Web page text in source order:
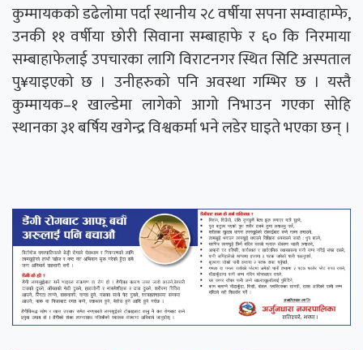
कुम्मायकको डढेलोमा पर्दा स्थानीय २८ वर्षीया सपना सम्वाहाम्फे,
उनकी ११ वर्षीया छोरी सिवाना सम्बाहाफे र ६० कि निरमाया
सम्बाहाफेलाई उपचारका लागि विराटनगर स्थित सिटि अस्पताल
पु¥याइएको छ । उनीहरुको पनि अवस्था गम्भिर छ । यस्तै
कुम्मायक–१ खाल्डेमा लागेको आगो निभाउन गएका सोहि
स्थानका ३१ बर्षिय खगेन्द्र विश्वकर्मा भने लडेर घाइते भएका छन् ।